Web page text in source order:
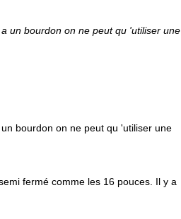
un bourdon on ne peut qu 'utiliser une
bourdon on ne peut qu 'utiliser une
fermé comme les 16 pouces. Il y a